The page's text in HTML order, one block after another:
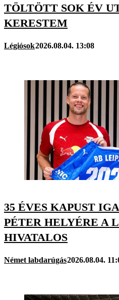
TÖLTÖTT SOK ÉV
KERESTEM
Légiósok2026.08.04. 13:08
35 ÉVES KAPUST
PÉTER HELYÉRE A
HIVATALOS
Német labdarúgás2026.08.04.